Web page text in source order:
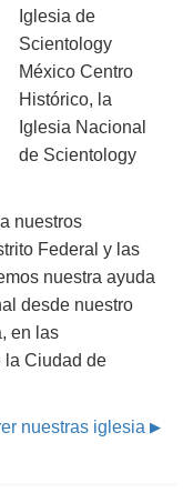
Iglesia de
Scientology
México Centro
Histórico, la
Iglesia Nacional
de Scientology
nuestros
Federal y las
nuestra ayuda
desde nuestro
en las
la Ciudad de
nuestras iglesia ▶